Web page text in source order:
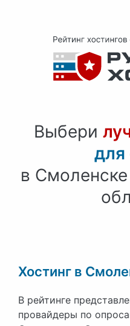
Выбери
для
в
Хостинг в
В рейтинге
провайдеры по